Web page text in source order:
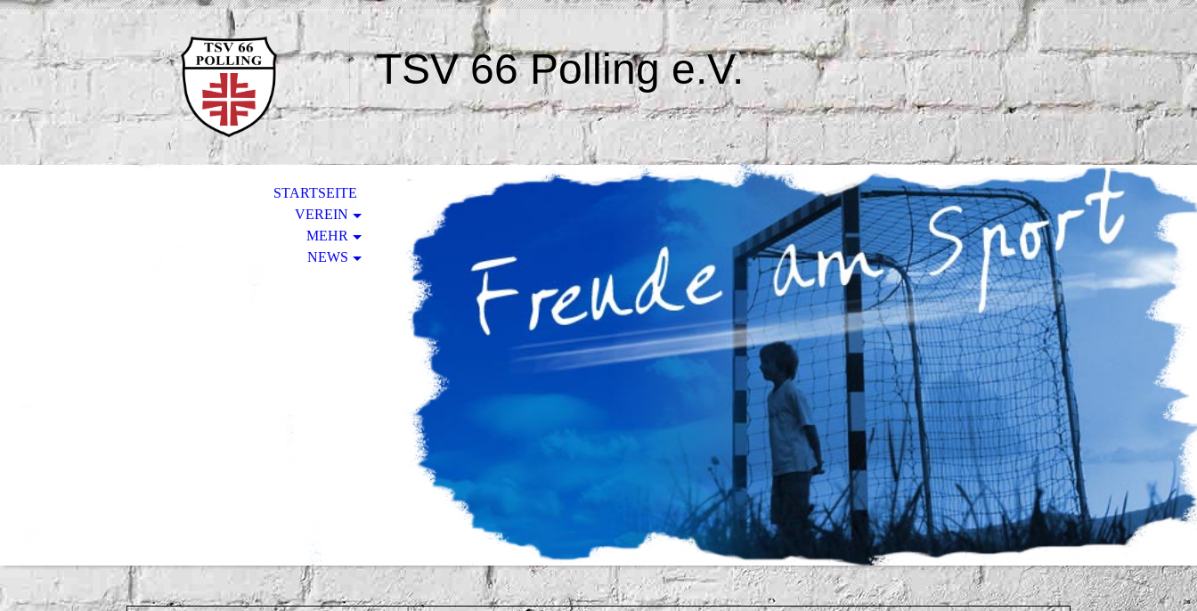
TSV 66 Polling e.V.
STARTSEITE
VEREIN
MEHR
NEWS